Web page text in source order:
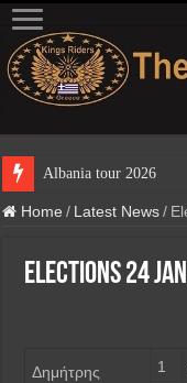
Albania tour 2026
Home / Latest News /
Elections 24
Δημήτρης
1